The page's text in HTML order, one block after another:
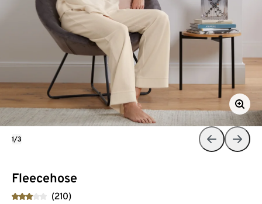
Fleecehose
(210)
1/3